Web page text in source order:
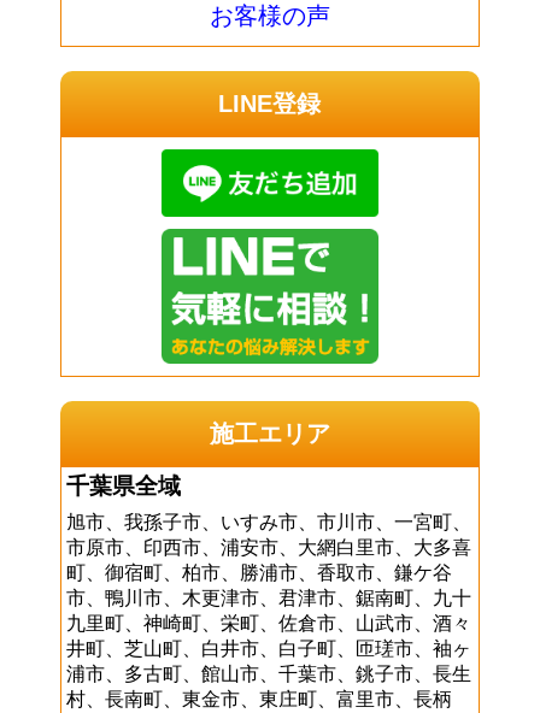
お客様の声
LINE登録
施工エリア
千葉県全域
旭市、我孫子市、いすみ市、市川市、一宮町、
市原市、印西市、浦安市、大網白里市、大多喜
町、御宿町、柏市、勝浦市、香取市、鎌ケ谷
市、鴨川市、木更津市、君津市、鋸南町、九十
九里町、神崎町、栄町、佐倉市、山武市、酒々
井町、芝山町、白井市、白子町、匝瑳市、袖ヶ
浦市、多古町、館山市、千葉市、銚子市、長生
村、長南町、東金市、東庄町、富里市、長柄